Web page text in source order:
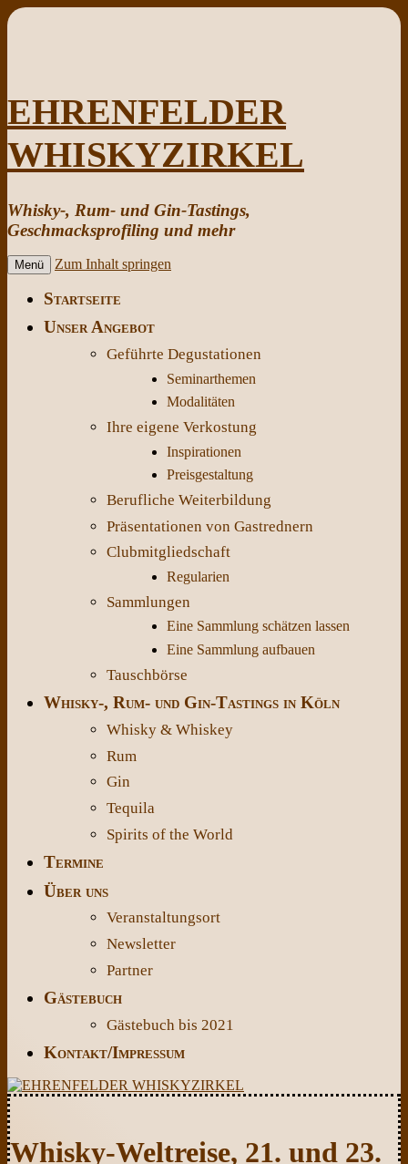
EHRENFELDER
WHISKYZIRKEL
Whisky-, Rum- und Gin-Tastings,
Geschmacksprofiling und mehr
Menü Zum Inhalt springen
Startseite
Unser Angebot
Geführte Degustationen
Seminarthemen
Modalitäten
Ihre eigene Verkostung
Inspirationen
Preisgestaltung
Berufliche Weiterbildung
Präsentationen von Gastrednern
Clubmitgliedschaft
Regularien
Sammlungen
Eine Sammlung schätzen lassen
Eine Sammlung aufbauen
Tauschbörse
Whisky-, Rum- und Gin-Tastings in Köln
Whisky & Whiskey
Rum
Gin
Tequila
Spirits of the World
Termine
Über uns
Veranstaltungsort
Newsletter
Partner
Gästebuch
Gästebuch bis 2021
Kontakt/Impressum
Whisky-Weltreise, 21. und 23.